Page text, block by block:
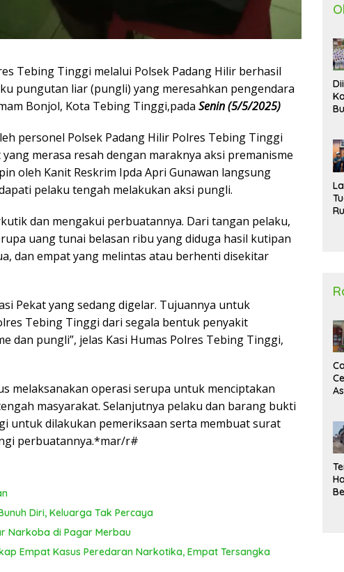
Tebing Tinggi melalui Polsek Padang Hilir berhasil
pungutan liar (pungli) yang meresahkan pengendara
Bonjol, Kota Tebing Tinggi,pada Senin (5/5/2025)
personel Polsek Padang Hilir Polres Tebing Tinggi
merasa resah dengan maraknya aksi premanisme
oleh Kanit Reskrim Ipda Apri Gunawan langsung
pelaku tengah melakukan aksi pungli.
dan mengakui perbuatannya. Dari tangan pelaku,
uang tunai belasan ribu yang diduga hasil kutipan
dan empat yang melintas atau berhenti disekitar
Pekat yang sedang digelar. Tujuannya untuk
Tebing Tinggi dari segala bentuk penyakit
dan pungli”, jelas Kasi Humas Polres Tebing Tinggi,
melaksanakan operasi serupa untuk menciptakan
masyarakat. Selanjutnya pelaku dan barang bukti
untuk dilakukan pemeriksaan serta membuat surat
perbuatannya.*mar/r#
Diri, Keluarga Tak Percaya
Narkoba di Pagar Merbau
Empat Kasus Peredaran Narkotika, Empat Tersangka